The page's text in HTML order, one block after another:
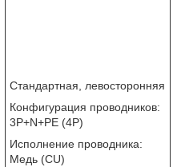
Стандартная, левосторонняя
Конфигурация проводников:
3Р+N+PE (4P)
Исполнение проводника:
Медь (СU)